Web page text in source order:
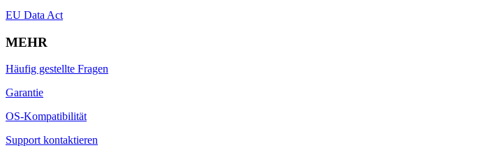
EU Data Act
MEHR
Häufig gestellte Fragen
Garantie
OS-Kompatibilität
Support kontaktieren